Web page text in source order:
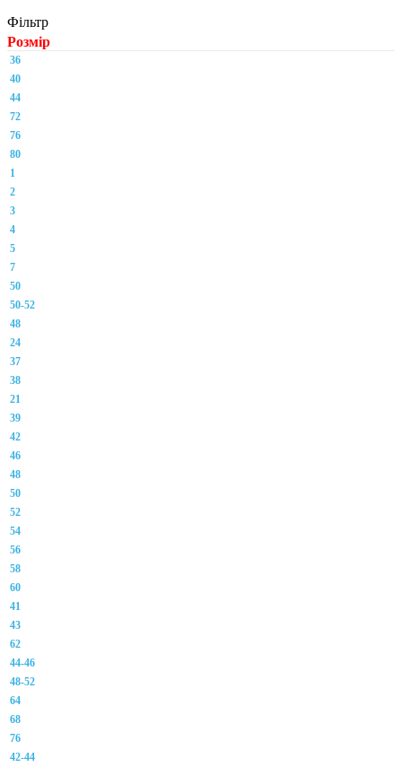
Фільтр
Розмір
36
40
44
72
76
80
1
2
3
4
5
7
50
50-52
48
24
37
38
21
39
42
46
48
50
52
54
56
58
60
41
43
62
44-46
48-52
64
68
76
42-44